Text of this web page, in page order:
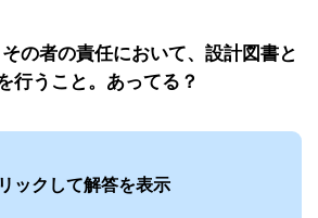
の者の責任において、設計図書と
行うこと。あってる？
ックして解答を表示